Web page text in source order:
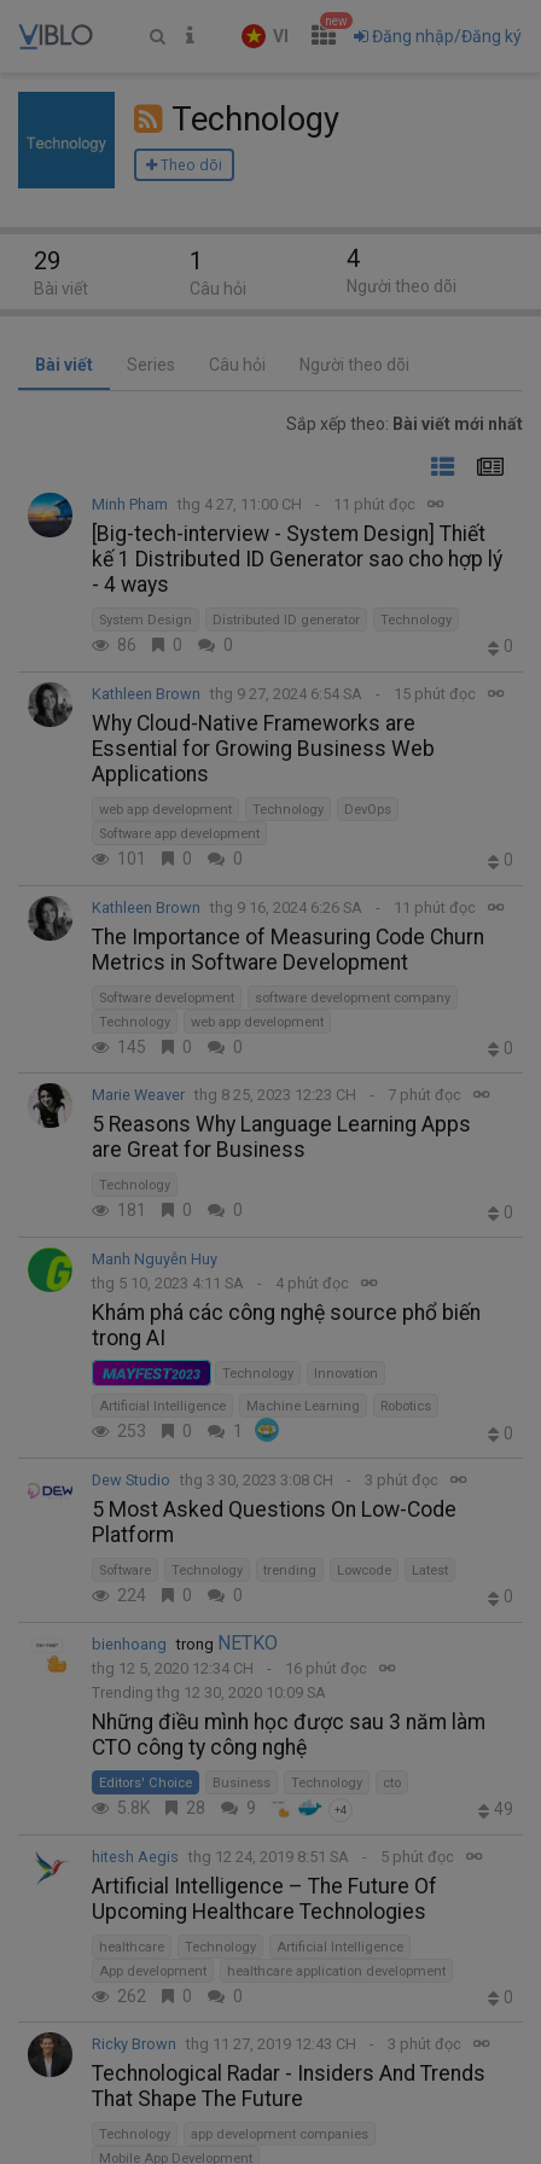
VI
new
Đăng nhập/Đăng ký
Technology
Theo dõi
Bài viết Series Câu hỏi Người theo dõi
Sắp xếp theo: Bài viết mới nhất
Minh Pham thg 4 27, 11:00 CH 11 phút đọc
[Big-tech-interview - System Design] Thiết
kế 1 Distributed ID Generator sao cho hợp lý
- 4 ways
System Design Distributed ID generator Technology
86 0 0 0
Kathleen Brown thg 9 27, 2024 6:54 SA 15 phút đọc
Why Cloud-Native Frameworks are
Essential for Growing Business Web
Applications
web app development Technology
DevOps
Software app development
101 0 0 0
Kathleen Brown thg 9 16, 2024 6:26 SA 11 phút đọc
The Importance of Measuring Code Churn
Metrics in Software Development
Software development
software development company
Technology
web app development
145 0 0 0
Marie Weaver thg 8 25, 2023 12:23 CH 7 phút đọc
5 Reasons Why Language Learning Apps
are Great for Business
Technology
181 0 0 0
Manh Nguyễn Huy
thg 5 10, 2023 4:11 SA
4 phút đọc
Khám phá các công nghệ source phổ biến
trong AI
MAYFEST2023 Technology Innovation
Artificial Intelligence Machine Learning Robotics
253 0 1 0
Dew Studio thg 3 30, 2023 3:08 CH 3 phút đọc
5 Most Asked Questions On Low-Code
Platform
Software Technology trending Lowcode Latest
224 0 0 0
bienhoang trong NETKO
thg 12 5, 2020 12:34 CH
16 phút đọc
Trending thg 12 30, 2020 10:09 SA
Những điều mình học được sau 3 năm làm
CTO công ty công nghệ
Editors' Choice Business Technology cto
5.8K 28 9 +4 49
hitesh Aegis thg 12 24, 2019 8:51 SA 5 phút đọc
Artificial Intelligence – The Future Of
Upcoming Healthcare Technologies
healthcare Technology
Artificial Intelligence
App development
healthcare application development
262 0 0 0
Ricky Brown thg 11 27, 2019 12:43 CH 3 phút đọc
Technological Radar - Insiders And Trends
That Shape The Future
Technology
app development companies
Mobile App Development
29
Bài viết
1
Câu hỏi
4
Người theo dõi